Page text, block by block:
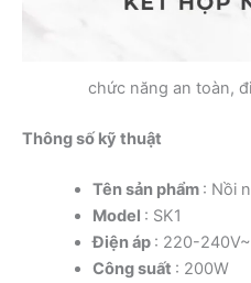
chức năng an toàn,
Thông số kỹ thuật
Tên sản phẩm : Nồi
Model : SK1
Điện áp : 220-
Công suất : 200W